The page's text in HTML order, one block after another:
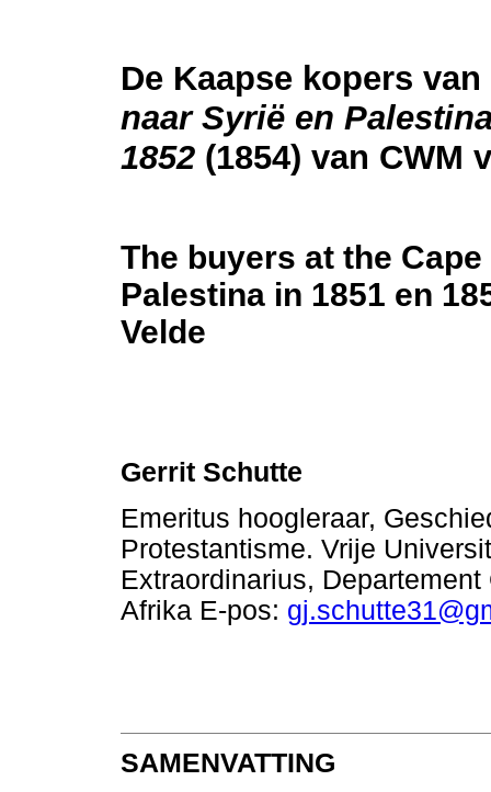
De Kaapse kopers
naar Syrië en
1852 (1854) van CWM
The buyers at the
Palestina in 1851 en
Velde
Gerrit Schutte
Emeritus hoogleraar,
Protestantisme. Vrije
Extraordinarius,
Afrika E-pos:
SAMENVATTING